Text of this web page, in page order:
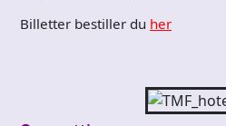
Billetter bestiller du her